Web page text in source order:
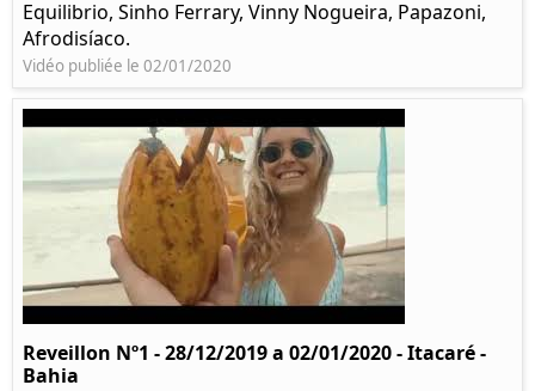
Equilibrio, Sinho Ferrary, Vinny Nogueira, Papazoni,
Afrodisíaco.
Vidéo publiée le 02/01/2020
Reveillon Nº1 - 28/12/2019 a 02/01/2020 - Itacaré -
Bahia